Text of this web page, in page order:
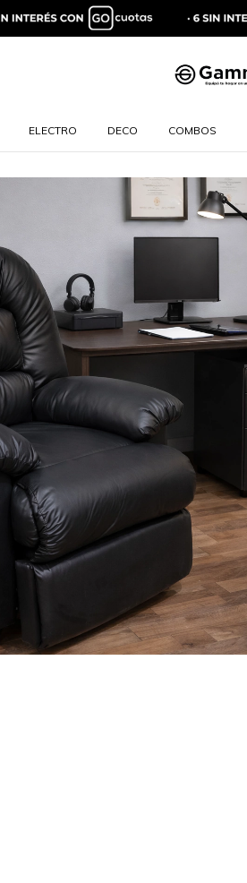
ELECTRO DECO COMBOS